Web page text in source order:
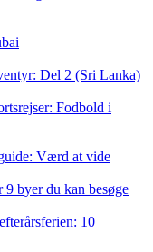
Del 2 (Sri Lanka)
Fodbold i
Værd at vide
byer du kan besøge
10